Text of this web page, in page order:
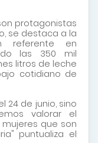
protagonistas
se destaca a la
referente en
las 350 mil
litros de leche
cotidiano de
24 de junio, sino
valorar el
que son
puntualiza el